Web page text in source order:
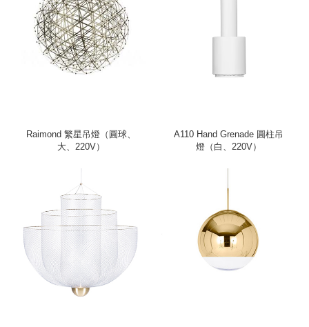
Raimond 繁星吊燈（圓球、
大、220V）
A110 Hand Grenade 圓柱吊
燈（白、220V）